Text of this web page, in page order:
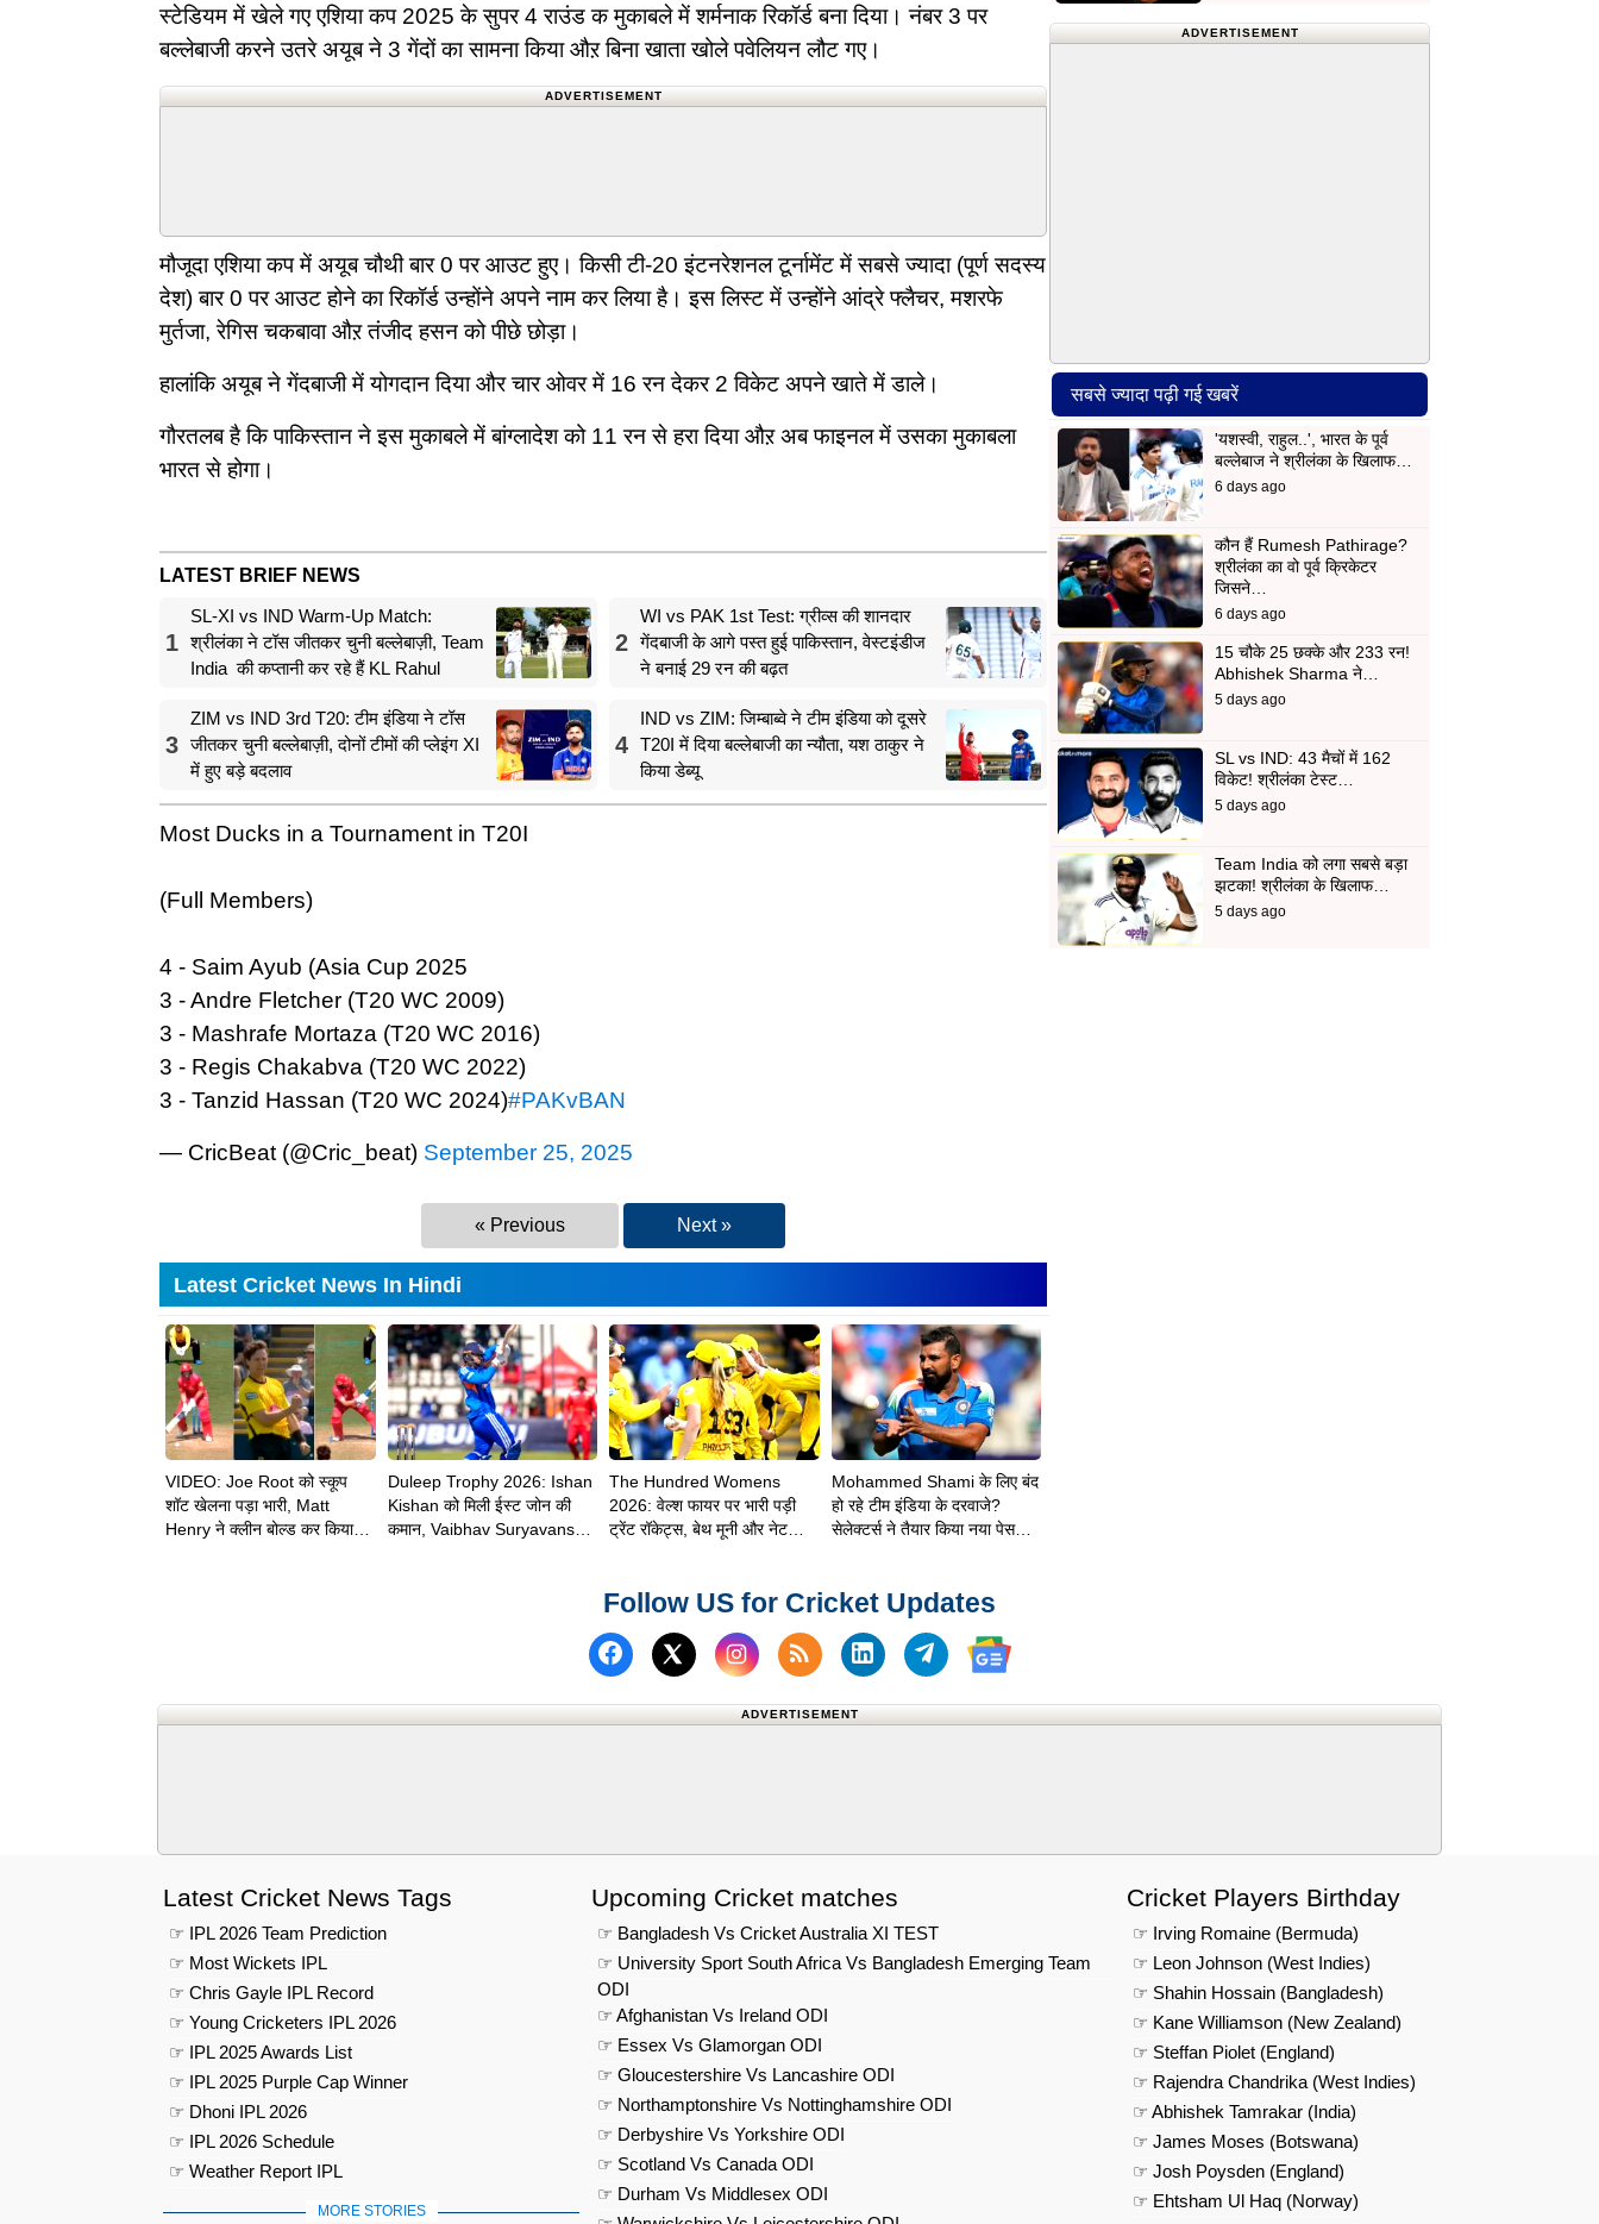
स्टेडियम में खेले गए एशिया कप 2025 के सुपर 4 राउंड क मुकाबले में शर्मनाक रिकॉर्ड बना दिया। नंबर 3 पर
बल्लेबाजी करने उतरे अयूब ने 3 गेंदों का सामना किया औऱ बिना खाता खोले पवेलियन लौट गए।
ADVERTISEMENT
मौजूदा एशिया कप में अयूब चौथी बार 0 पर आउट हुए। किसी टी-20 इंटनरेशनल टूर्नामेंट में सबसे ज्यादा (पूर्ण सदस्य
देश) बार 0 पर आउट होने का रिकॉर्ड उन्होंने अपने नाम कर लिया है। इस लिस्ट में उन्होंने आंद्रे फ्लैचर, मशरफे
मुर्तजा, रेगिस चकबावा औऱ तंजीद हसन को पीछे छोड़ा।
हालांकि अयूब ने गेंदबाजी में योगदान दिया और चार ओवर में 16 रन देकर 2 विकेट अपने खाते में डाले।
गौरतलब है कि पाकिस्तान ने इस मुकाबले में बांग्लादेश को 11 रन से हरा दिया औऱ अब फाइनल में उसका मुकाबला
भारत से होगा।
LATEST BRIEF NEWS
1
SL-XI vs IND Warm-Up Match:
श्रीलंका ने टॉस जीतकर चुनी बल्लेबाज़ी, Team
India की कप्तानी कर रहे हैं KL Rahul
2
WI vs PAK 1st Test: ग्रीव्स की शानदार
गेंदबाजी के आगे पस्त हुई पाकिस्तान, वेस्टइंडीज
ने बनाई 29 रन की बढ़त
3
ZIM vs IND 3rd T20: टीम इंडिया ने टॉस
जीतकर चुनी बल्लेबाज़ी, दोनों टीमों की प्लेइंग XI
में हुए बड़े बदलाव
4
IND vs ZIM: जिम्बाब्वे ने टीम इंडिया को दूसरे
T20I में दिया बल्लेबाजी का न्यौता, यश ठाकुर ने
किया डेब्यू
Most Ducks in a Tournament in T20I
(Full Members)
4 - Saim Ayub (Asia Cup 2025
3 - Andre Fletcher (T20 WC 2009)
3 - Mashrafe Mortaza (T20 WC 2016)
3 - Regis Chakabva (T20 WC 2022)
3 - Tanzid Hassan (T20 WC 2024)#PAKvBAN
— CricBeat (@Cric_beat) September 25, 2025
« Previous Next »
Latest Cricket News In Hindi
VIDEO: Joe Root को स्कूप
शॉट खेलना पड़ा भारी, Matt
Henry ने क्लीन बोल्ड कर किया
Duleep Trophy 2026: Ishan
Kishan को मिली ईस्ट जोन की
कमान, Vaibhav Suryavanshi
The Hundred Womens
2026: वेल्श फायर पर भारी पड़ी
ट्रेंट रॉकेट्स, बेथ मूनी और नेट
Mohammed Shami के लिए बंद
हो रहे टीम इंडिया के दरवाजे?
सेलेक्टर्स ने तैयार किया नया पेस
ADVERTISEMENT
सबसे ज्यादा पढ़ी गई खबरें
'यशस्वी, राहुल..', भारत के पूर्व
बल्लेबाज ने श्रीलंका के खिलाफ…
6 days ago
कौन हैं Rumesh Pathirage?
श्रीलंका का वो पूर्व क्रिकेटर
जिसने…
6 days ago
15 चौके 25 छक्के और 233 रन!
Abhishek Sharma ने…
5 days ago
SL vs IND: 43 मैचों में 162
विकेट! श्रीलंका टेस्ट…
5 days ago
Team India को लगा सबसे बड़ा
झटका! श्रीलंका के खिलाफ…
5 days ago
Follow US for Cricket Updates
Follow us on Facebook
Follow us on X (Twitter)
Subscribe to our RSS Feed
Follow us on LinkedIn
Follow us on Telegram
Follow us on Google News
ADVERTISEMENT
Latest Cricket News Tags
☞ IPL 2026 Team Prediction
☞ Most Wickets IPL
☞ Chris Gayle IPL Record
☞ Young Cricketers IPL 2026
☞ IPL 2025 Awards List
☞ IPL 2025 Purple Cap Winner
☞ Dhoni IPL 2026
☞ IPL 2026 Schedule
☞ Weather Report IPL
MORE STORIES
Upcoming Cricket matches
☞ Bangladesh Vs Cricket Australia XI TEST
☞ University Sport South Africa Vs Bangladesh Emerging Team
ODI
☞ Afghanistan Vs Ireland ODI
☞ Essex Vs Glamorgan ODI
☞ Gloucestershire Vs Lancashire ODI
☞ Northamptonshire Vs Nottinghamshire ODI
☞ Derbyshire Vs Yorkshire ODI
☞ Scotland Vs Canada ODI
☞ Durham Vs Middlesex ODI
Cricket Players Birthday
☞ Irving Romaine (Bermuda)
☞ Leon Johnson (West Indies)
☞ Shahin Hossain (Bangladesh)
☞ Kane Williamson (New Zealand)
☞ Steffan Piolet (England)
☞ Rajendra Chandrika (West Indies)
☞ Abhishek Tamrakar (India)
☞ James Moses (Botswana)
☞ Josh Poysden (England)
☞ Ehtsham Ul Haq (Norway)